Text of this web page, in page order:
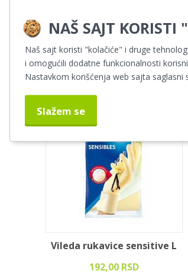
Tipi zamena za Aktiv mop
Dvostrani
420,00 RSD
Vileda rukavice sensitive L
192,00 RSD
NAŠ SAJT KORISTI
Naš sajt koristi "kolačiće" i druge
i omogućili dodatne funkcionalnosti
Nastavkom korišćenja web sajta saglasni
Slažem se